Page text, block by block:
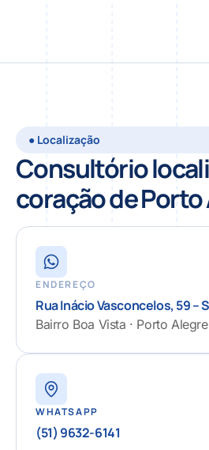
● Localização
Consultório
coração de Porto
ENDEREÇO
Rua Inácio Vasconcelos, 59 –
Bairro Boa Vista · Porto Alegre
WHATSAPP
(51) 9632-6141